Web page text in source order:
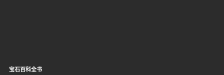
宝石百科全书